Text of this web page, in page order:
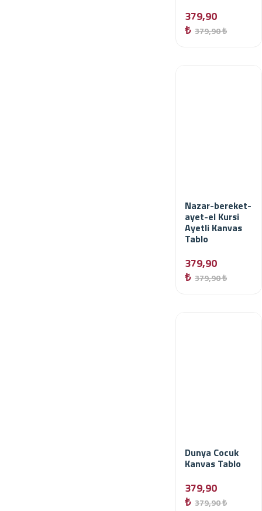
379,90
₺ 379,90 ₺
Nazar-bereket-
ayet-el Kursi
Ayetli Kanvas
Tablo
379,90
₺ 379,90 ₺
Dunya Cocuk
Kanvas Tablo
379,90
₺ 379,90 ₺